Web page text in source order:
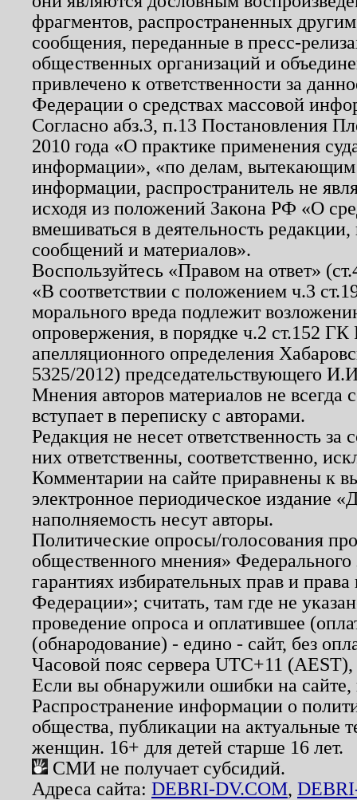
фрагментов, распространенных
сообщения, переданные в пресс-
общественных организаций и
привлечено к ответственности за
Федерации о средствах массовой
Согласно абз.3, п.13 Постановления
2010 года «О практике применения
информации», «по делам, вытекающим
информации, распространитель не
исходя из положений Закона РФ «О
вмешиваться в деятельность
сообщений и материалов».
Воспользуйтесь «Правом на ответ»
«В соответствии с положением ч.3
морального вреда подлежит
опровержения, в порядке ч.2 ст.152
апелляционного определения
5325/2012) председательствующего
Мнения авторов материалов не
вступает в переписку с авторами.
Редакция не несет ответственность
них ответственны, соответственно,
Комментарии на сайте приравнены к
электронное периодическое издание
наполняемость несут авторы.
Политические опросы/голосования
общественного мнения»
гарантиях избирательных прав и
Федерации»; считать, там где не
проведение опроса и оплатившее
(обнародование) - едино - сайт, без
Часовой пояс сервера UTC+11
Если вы обнаружили ошибки на
Распространение информации о
общества, публикации на актуальные
женщин. 16+ для детей старше 16 лет.
СМИ не получает субсидий.
Адреса сайта: DEBRI-DV.COM,